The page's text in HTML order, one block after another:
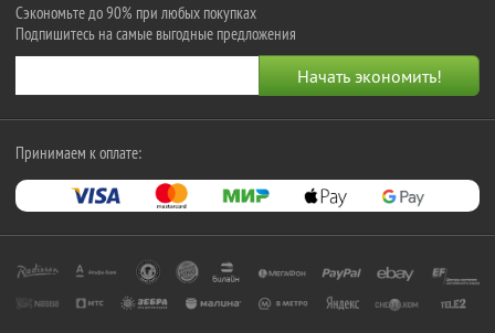
Сэкономьте до 90% при любых покупках
Подпишитесь на самые выгодные предложения
Принимаем к оплате: